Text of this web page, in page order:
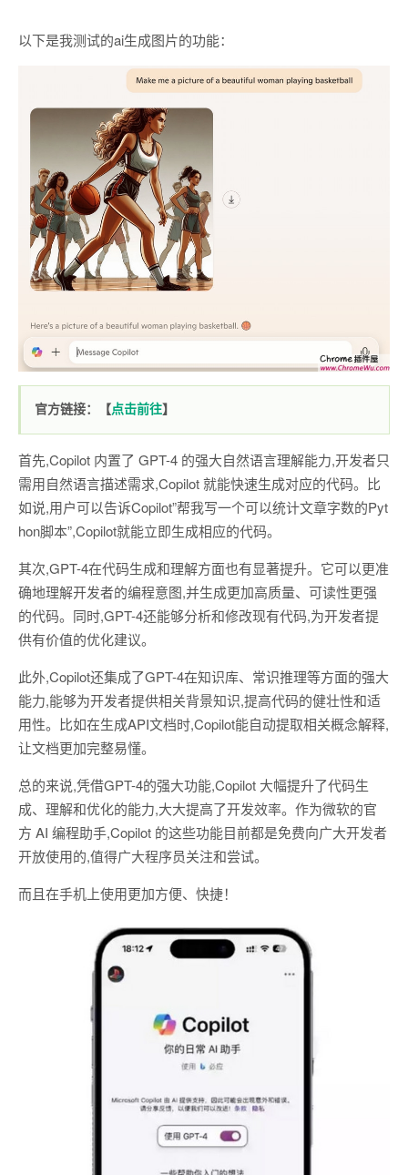
以下是我测试的ai生成图片的功能：
官方链接：【点击前往】
首先,Copilot 内置了 GPT-4 的强大自然语言理解能力,开发者只
需用自然语言描述需求,Copilot 就能快速生成对应的代码。比
如说,用户可以告诉Copilot”帮我写一个可以统计文章字数的Pyt
hon脚本”,Copilot就能立即生成相应的代码。
其次,GPT-4在代码生成和理解方面也有显著提升。它可以更准
确地理解开发者的编程意图,并生成更加高质量、可读性更强
的代码。同时,GPT-4还能够分析和修改现有代码,为开发者提
供有价值的优化建议。
此外,Copilot还集成了GPT-4在知识库、常识推理等方面的强大
能力,能够为开发者提供相关背景知识,提高代码的健壮性和适
用性。比如在生成API文档时,Copilot能自动提取相关概念解释,
让文档更加完整易懂。
总的来说,凭借GPT-4的强大功能,Copilot 大幅提升了代码生
成、理解和优化的能力,大大提高了开发效率。作为微软的官
方 AI 编程助手,Copilot 的这些功能目前都是免费向广大开发者
开放使用的,值得广大程序员关注和尝试。
而且在手机上使用更加方便、快捷！